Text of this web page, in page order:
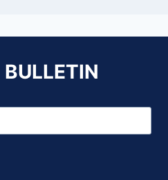
BULLETIN